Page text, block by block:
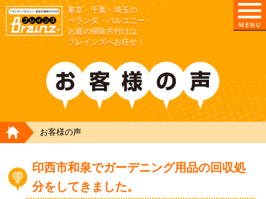
東京/埼玉/千葉/神奈川の ベランダ・庭の清掃片付け
東京・千葉・埼玉の
ベランダ・バルコニー・
お庭の掃除片付けは
ブレインズへお任せ！
HOME
お客様の声
印西市和泉でガーデニング用品の回収処
分をしてきました。